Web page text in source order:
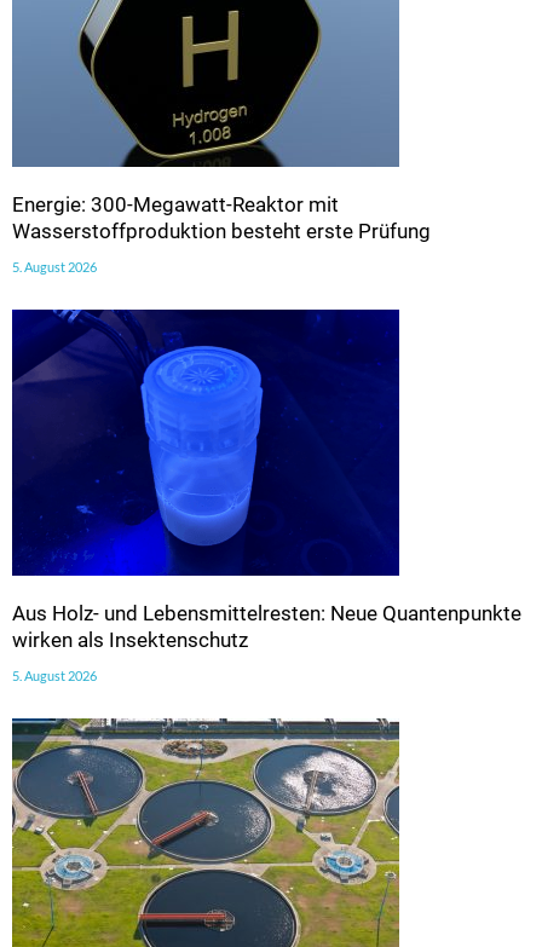
Energie: 300-Megawatt-Reaktor mit
Wasserstoffproduktion besteht erste Prüfung
5. August 2026
Aus Holz- und Lebensmittelresten: Neue Quantenpunkte
wirken als Insektenschutz
5. August 2026